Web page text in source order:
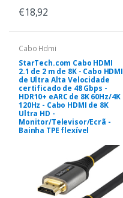
€18,92
Cabo Hdmi
StarTech.com Cabo HDMI
2.1 de 2 m de 8K - Cabo HDMI
de Ultra Alta Velocidade
certificado de 48 Gbps -
HDR10+ eARC de 8K 60Hz/4K
120Hz - Cabo HDMI de 8K
Ultra HD -
Monitor/Televisor/Ecrã -
Bainha TPE flexível